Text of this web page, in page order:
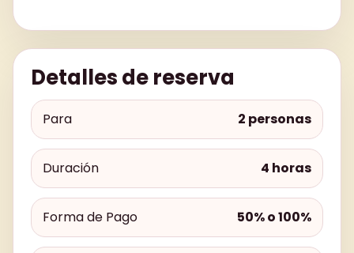
Detalles de reserva
Para 2 personas
Duración 4 horas
Forma de Pago 50% o 100%